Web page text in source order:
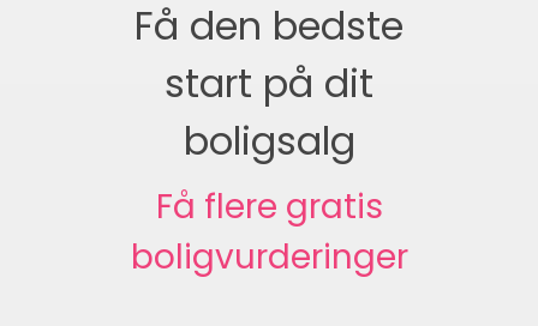
Få den bedste
start på dit
boligsalg
Få flere gratis
boligvurderinger